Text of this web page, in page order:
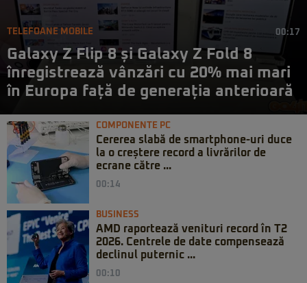
TELEFOANE MOBILE 00:17
Galaxy Z Flip 8 și Galaxy Z Fold 8
înregistrează vânzări cu 20% mai mari
în Europa față de generația anterioară
COMPONENTE PC
Cererea slabă de smartphone-uri duce
la o creștere record a livrărilor de
ecrane către ...
00:14
BUSINESS
AMD raportează venituri record în T2
2026. Centrele de date compensează
declinul puternic ...
00:10